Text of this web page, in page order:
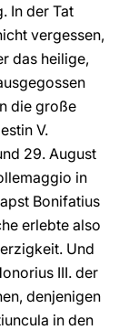
In der Tat
vergessen,
das heilige,
die große
V.
29. August
in
Bonifatius
erlebte also
Und
III. der
denjenigen
in den